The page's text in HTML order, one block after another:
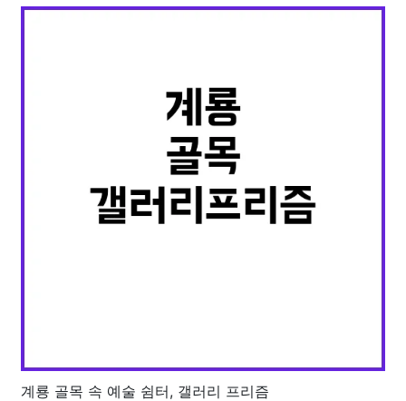
계룡 골목 속 예술 쉼터, 갤러리 프리즘